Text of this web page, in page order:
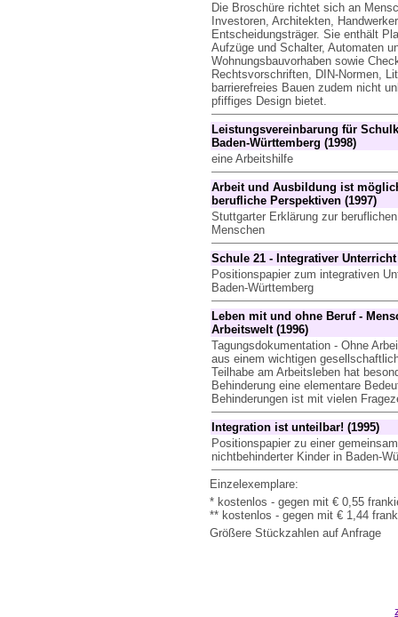
Die Broschüre richtet sich an
Investoren, Architekten,
Entscheidungsträger. Sie enthält
Aufzüge und Schalter, Automaten
Wohnungsbauvorhaben sowie
Rechtsvorschriften, DIN-Normen,
barrierefreies Bauen zudem nicht
pfiffiges Design bietet.
Leistungsvereinbarung für
Baden-Württemberg (1998)
eine Arbeitshilfe
Arbeit und Ausbildung ist
berufliche Perspektiven (1997)
Stuttgarter Erklärung zur
Menschen
Schule 21 - Integrativer
Positionspapier zum integrativen
Baden-Württemberg
Leben mit und ohne Beruf -
Arbeitswelt (1996)
Tagungsdokumentation - Ohne
aus einem wichtigen
Teilhabe am Arbeitsleben hat
Behinderung eine elementare
Behinderungen ist mit vielen
Integration ist unteilbar! (1995)
Positionspapier zu einer
nichtbehinderter Kinder in Baden-
Einzelexemplare:
* kostenlos - gegen mit € 0,55
** kostenlos - gegen mit € 1,44
Größere Stückzahlen auf Anfrage